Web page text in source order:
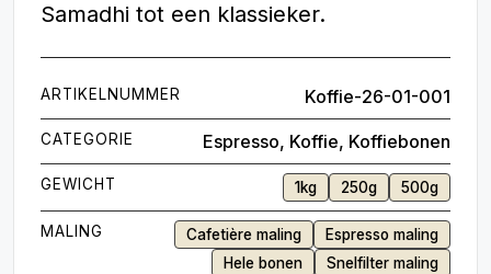
Samadhi tot een klassieker.
ARTIKELNUMMER Koffie-26-01-001
CATEGORIE Espresso, Koffie, Koffiebonen
GEWICHT 1kg 250g 500g
MALING Cafetière maling
Espresso maling
Hele bonen
Snelfilter maling